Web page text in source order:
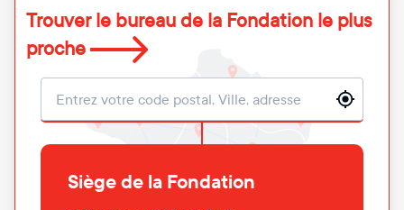
Trouver le bureau de la Fondation le plus
proche
Localisation
Siège de la Fondation